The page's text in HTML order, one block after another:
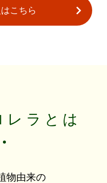
こちら
レラとは
物由来の